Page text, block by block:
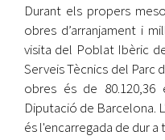
Durant els propers
obres d’arranjament i
visita del Poblat Ibèric
Serveis Tècnics del Parc
obres és de
Diputació de Barcelona.
és l'encarregada de dur